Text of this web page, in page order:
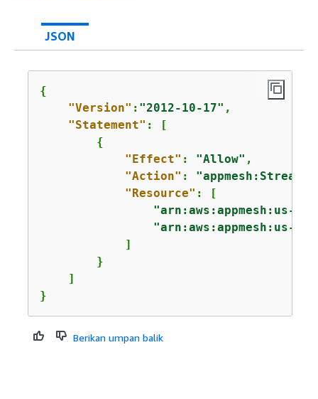
JSON
{
"Version" : "2012-10-17" ,
"Statement" : [
{
"Effect" : "Allow" ,
"Action" :
"Resource" : [
"arn:aws:appmesh:us-
"arn:aws:appmesh:us-
            ]
        }
    ]
}
Berikan umpan balik